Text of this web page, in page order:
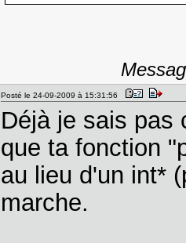
Posté le 24-09-2009 à 15:31:56
Déjà je sais pas
que ta fonction
au lieu d'un int*
marche.